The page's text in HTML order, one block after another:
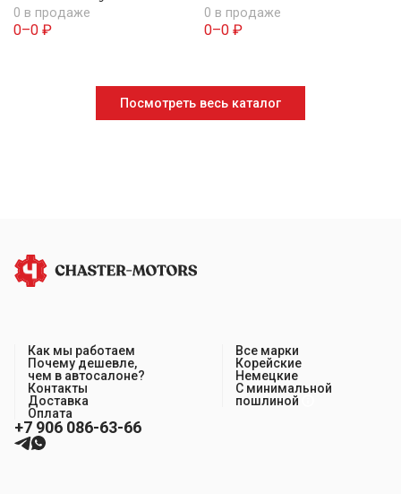
0 в продаже
0–0 ₽
0 в продаже
0–0 ₽
Посмотреть весь каталог
Как мы работаем
Почему дешевле,
чем в автосалоне?
Контакты
Доставка
Оплата
Все марки
Корейские
Немецкие
С минимальной
пошлиной
+7 906 086-63-66